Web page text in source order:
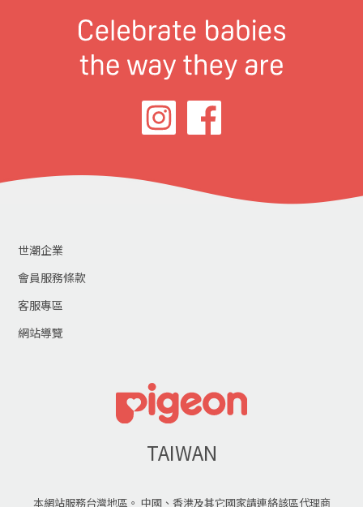
世潮企業
會員服務條款
客服專區
網站導覽
TAIWAN
本網站服務台灣地區。 中國、香港及其它國家請連絡該區代理商